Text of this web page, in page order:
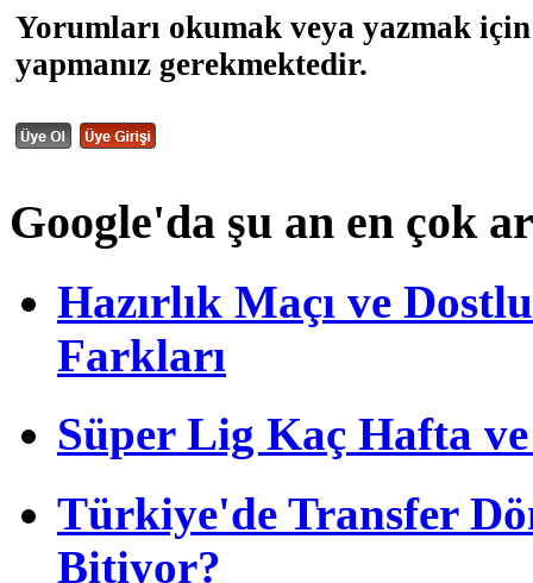
Yorumları okumak veya yazmak
yapmanız gerekmektedir.
Google'da şu an en çok
Hazırlık Maçı ve
Farkları
Süper Lig Kaç Hafta
Türkiye'de Transfer
Bitiyor?